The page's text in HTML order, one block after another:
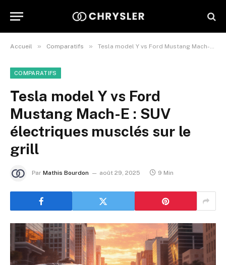
Accueil » Comparatifs » Tesla model Y vs Ford Mustang Mach-E : SUV électriques musclés sur le grill
COMPARATIFS
Tesla model Y vs Ford
Mustang Mach-E : SUV
électriques musclés sur le
grill
Par Mathis Bourdon août 29, 2025 9 Min